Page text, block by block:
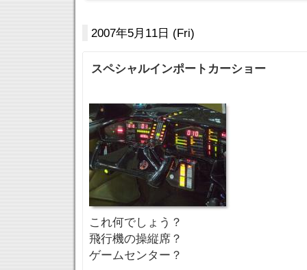
2007年5月11日 (Fri)
スペシャルインポートカーショー
これ何でしょう？
飛行機の操縦席？
ゲームセンター？